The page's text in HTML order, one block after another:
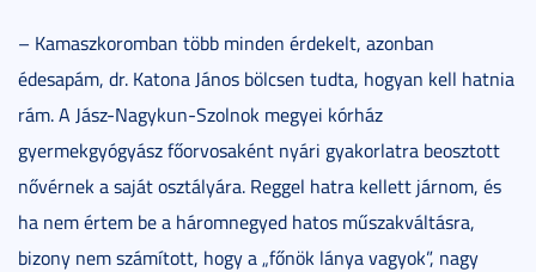
– Kamaszkoromban több minden érdekelt, azonban
édesapám, dr. Katona János bölcsen tudta, hogyan kell hatnia
rám. A Jász-Nagykun-Szolnok megyei kórház
gyermekgyógyász főorvosaként nyári gyakorlatra beosztott
nővérnek a saját osztályára. Reggel hatra kellett járnom, és
ha nem értem be a háromnegyed hatos műszakváltásra,
bizony nem számított, hogy a „főnök lánya vagyok”, nagy